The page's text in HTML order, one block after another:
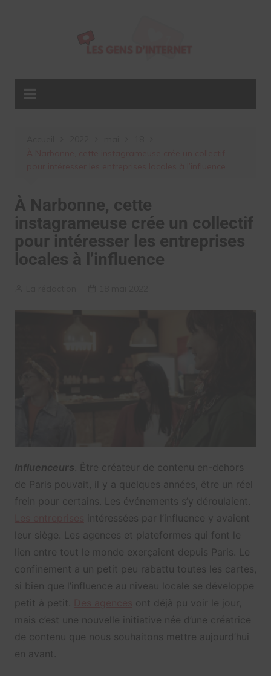
À Narbonne, cette
instagrameuse crée un collectif
pour intéresser les entreprises
locales à l’influence
Influenceurs . Être créateur de contenu en-dehors
de Paris pouvait, il y a quelques années, être un réel
frein pour certains. Les événements s’y déroulaient.
intéressées par l’influence y avaient
leur siège. Les agences et plateformes qui font le
lien entre tout le monde exerçaient depuis Paris. Le
confinement a un petit peu rabattu toutes les cartes,
si bien que l’influence au niveau locale se développe
petit à petit.
ont déjà pu voir le jour,
mais c’est une nouvelle initiative née d’une créatrice
de contenu que nous souhaitons mettre aujourd’hui
en avant.